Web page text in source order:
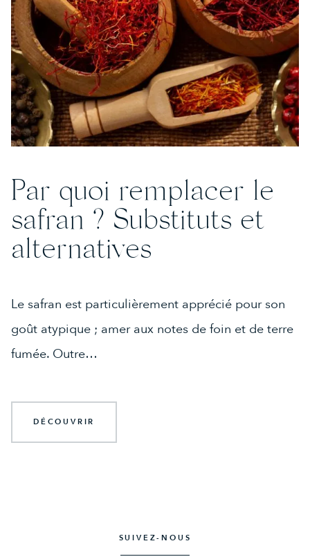
Par quoi remplacer le
safran ? Substituts et
alternatives
Le safran est particulièrement apprécié pour son
goût atypique ; amer aux notes de foin et de terre
fumée. Outre…
DÉCOUVRIR
SUIVEZ-NOUS